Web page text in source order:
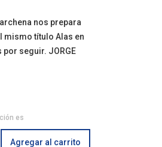
nos prepara
mismo título Alas en
seguir. JORGE
es
Agregar al carrito